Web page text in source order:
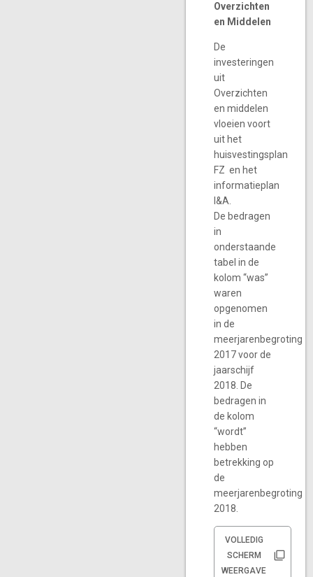
Overzichten
en Middelen
De
investeringen
uit
Overzichten
en middelen
vloeien voort
uit het
huisvestingsplan
FZ en het
informatieplan
I&A.
De bedragen
in
onderstaande
tabel in de
kolom “was”
waren
opgenomen
in de
meerjarenbegroting
2017 voor de
jaarschijf
2018. De
bedragen in
de kolom
“wordt”
hebben
betrekking op
de
meerjarenbegroting
2018.
VOLLEDIG
SCHERM
WEERGAVE